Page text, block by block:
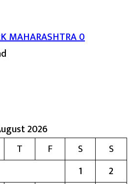
MAHARASHTRA0
2026
T F S
S
1
2